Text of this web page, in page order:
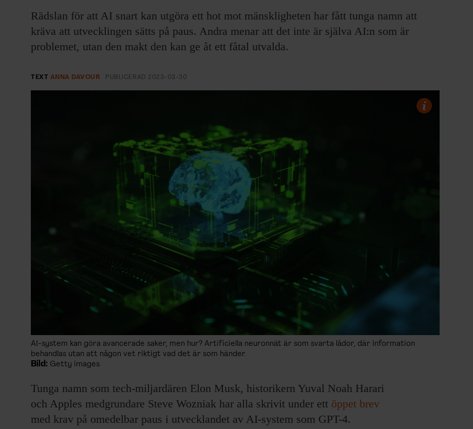
KONTAKTA F&F
SKRIV I F&F
ANNONSERA I F&F
Rädslan för att AI snart kan utgöra ett hot mot mänskligheten har fått tunga namn att
kräva att utvecklingen sätts på paus. Andra menar att det inte är själva AI:n som är
problemet, utan den makt den kan ge åt ett fåtal utvalda.
TEXT ANNA DAVOUR PUBLICERAD 2023-03-30
AI-system kan göra avancerade saker, men hur? Artificiella neuronnät är som svarta lådor, där information
behandlas utan att någon vet riktigt vad det är som händer.
Bild: Getty images
Tunga namn som tech-miljardären Elon Musk, historikern Yuval Noah Harari
och Apples medgrundare Steve Wozniak har alla skrivit under ett öppet brev
med krav på omedelbar paus i utvecklandet av AI-system som GPT-4.